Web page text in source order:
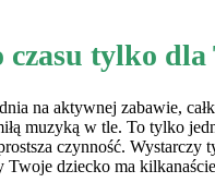
czasu tylko
na aktywnej zabawie,
muzyką w tle. To tylko
czynność.
Twoje dziecko ma